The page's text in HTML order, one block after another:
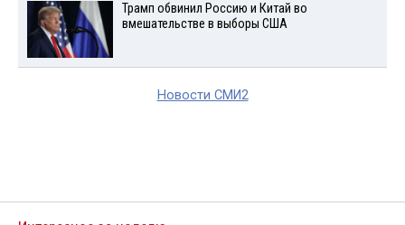
Трамп обвинил Россию и Китай во
вмешательстве в выборы США
Новости СМИ2